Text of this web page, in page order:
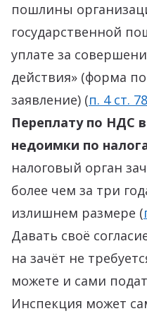
пошлины
государственной
уплате за
действия» (форма
заявление) (п. 4 ст. 78
Переплату по НДС
недоимки по
налоговый орган
более чем за три
излишнем размере (
Давать своё
на зачёт не
можете и сами
Инспекция может